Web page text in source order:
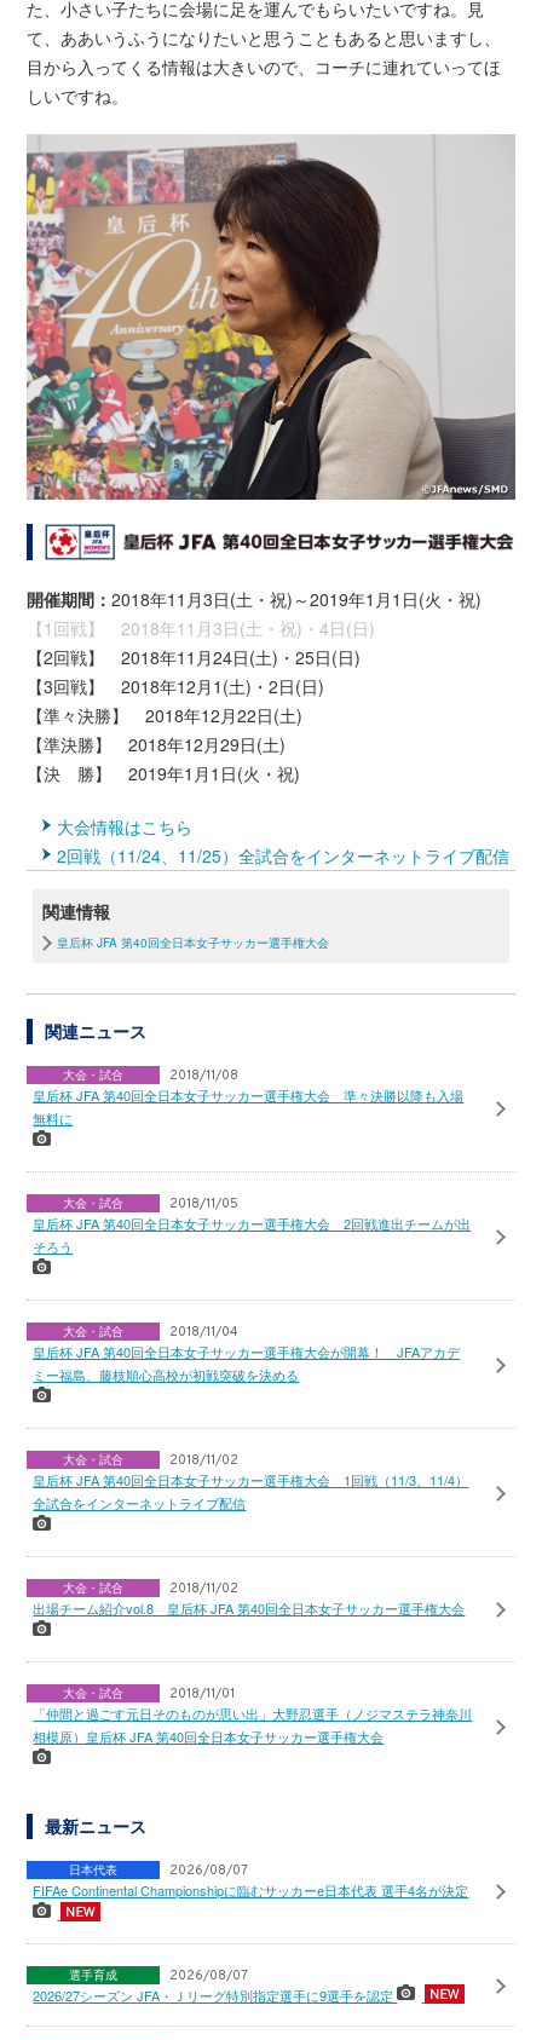
た、小さい子たちに会場に足を運んでもらいたいですね。見
て、ああいうふうになりたいと思うこともあると思いますし、
目から入ってくる情報は大きいので、コーチに連れていってほ
しいですね。
開催期間：2018年11月3日(土・祝)～2019年1月1日(火・祝)
【1回戦】 2018年11月3日(土・祝)・4日(日)
【2回戦】 2018年11月24日(土)・25日(日)
【3回戦】 2018年12月1(土)・2日(日)
【準々決勝】 2018年12月22日(土)
【準決勝】 2018年12月29日(土)
【決 勝】 2019年1月1日(火・祝)
大会情報はこちら
2回戦（11/24、11/25）全試合をインターネットライブ配信
関連情報
皇后杯 JFA 第40回全日本女子サッカー選手権大会
関連ニュース
大会・試合 2018/11/08
皇后杯 JFA 第40回全日本女子サッカー選手権大会 準々決勝以降も入場
無料に
大会・試合 2018/11/05
皇后杯 JFA 第40回全日本女子サッカー選手権大会 2回戦進出チームが出
そろう
大会・試合 2018/11/04
皇后杯 JFA 第40回全日本女子サッカー選手権大会が開幕！ JFAアカデ
ミー福島、藤枝順心高校が初戦突破を決める
大会・試合 2018/11/02
皇后杯 JFA 第40回全日本女子サッカー選手権大会 1回戦（11/3、11/4）
全試合をインターネットライブ配信
大会・試合 2018/11/02
出場チーム紹介vol.8 皇后杯 JFA 第40回全日本女子サッカー選手権大会
大会・試合 2018/11/01
「仲間と過ごす元日そのものが思い出」大野忍選手（ノジマステラ神奈川
相模原）皇后杯 JFA 第40回全日本女子サッカー選手権大会
最新ニュース
日本代表 2026/08/07
FIFAe Continental Championshipに臨むサッカーe日本代表 選手4名が決定
選手育成 2026/08/07
2026/27シーズン JFA・Ｊリーグ特別指定選手に9選手を認定